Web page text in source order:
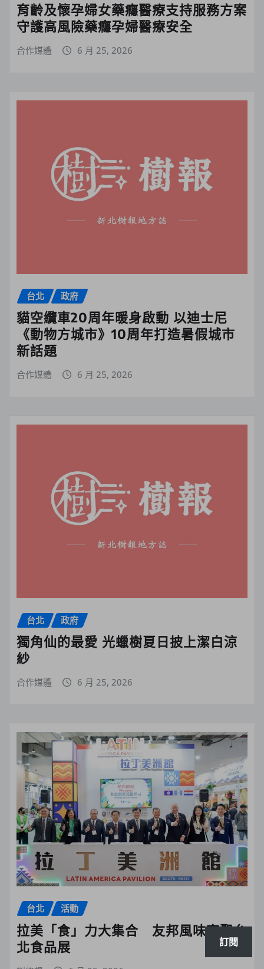
育齡及懷孕婦女藥癮醫療支持服務方案
守護高風險藥癮孕婦醫療安全
合作媒體 6 月 25, 2026
台北 政府
貓空纜車20周年暖身啟動 以迪士尼
《動物方城市》10周年打造暑假城市
新話題
合作媒體 6 月 25, 2026
台北 政府
獨角仙的最愛 光蠟樹夏日披上潔白涼
紗
合作媒體 6 月 25, 2026
台北 活動
拉美「食」力大集合 友邦風味齊聚台
北食品展
訂閱